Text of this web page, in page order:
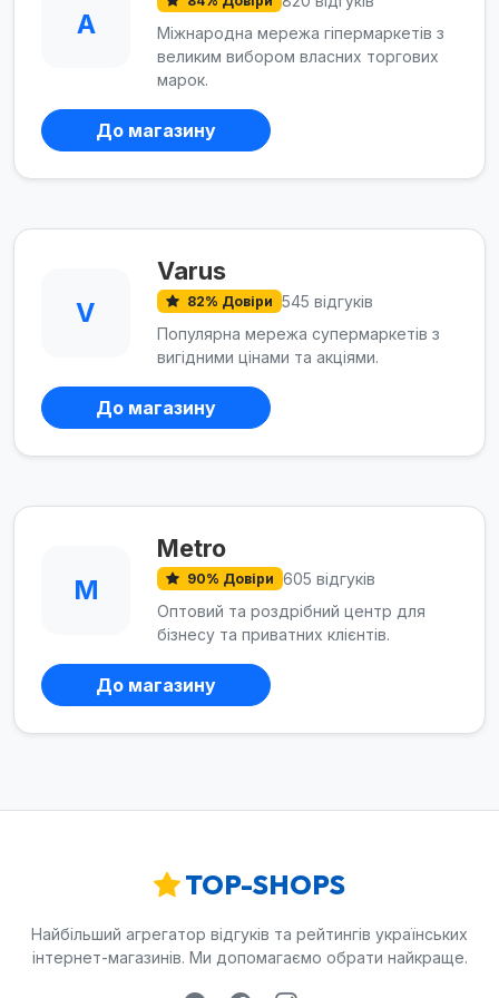
A
Міжнародна мережа гіпермаркетів з
великим вибором власних торгових
марок.
До магазину
V
Varus
82% Довіри 545 відгуків
Популярна мережа супермаркетів з
вигідними цінами та акціями.
До магазину
M
Metro
90% Довіри 605 відгуків
Оптовий та роздрібний центр для
бізнесу та приватних клієнтів.
До магазину
TOP-SHOPS
Найбільший агрегатор відгуків та рейтингів українських
інтернет-магазинів. Ми допомагаємо обрати найкраще.